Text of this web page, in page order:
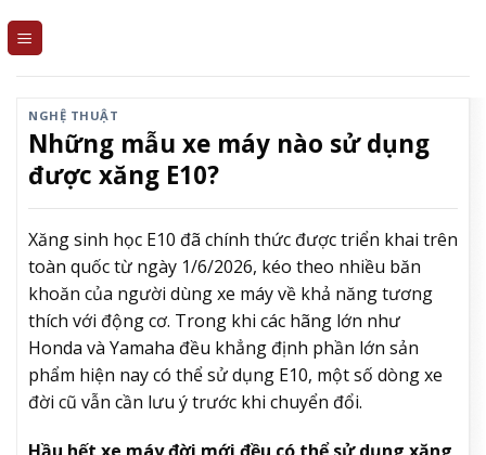
NGHỆ THUẬT
Những mẫu xe máy nào sử dụng
được xăng E10?
Xăng sinh học E10 đã chính thức được triển khai trên
toàn quốc từ ngày 1/6/2026, kéo theo nhiều băn
khoăn của người dùng xe máy về khả năng tương
thích với động cơ. Trong khi các hãng lớn như
Honda và Yamaha đều khẳng định phần lớn sản
phẩm hiện nay có thể sử dụng E10, một số dòng xe
đời cũ vẫn cần lưu ý trước khi chuyển đổi.